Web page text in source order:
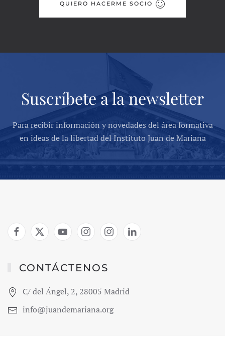
QUIERO HACERME SOCIO
Suscríbete a la newsletter
Para recibir información y novedades del área formativa
en ideas de la libertad del Instituto Juan de Mariana
CONTÁCTENOS
C/ del Ángel, 2, 28005 Madrid
info@juandemariana.org